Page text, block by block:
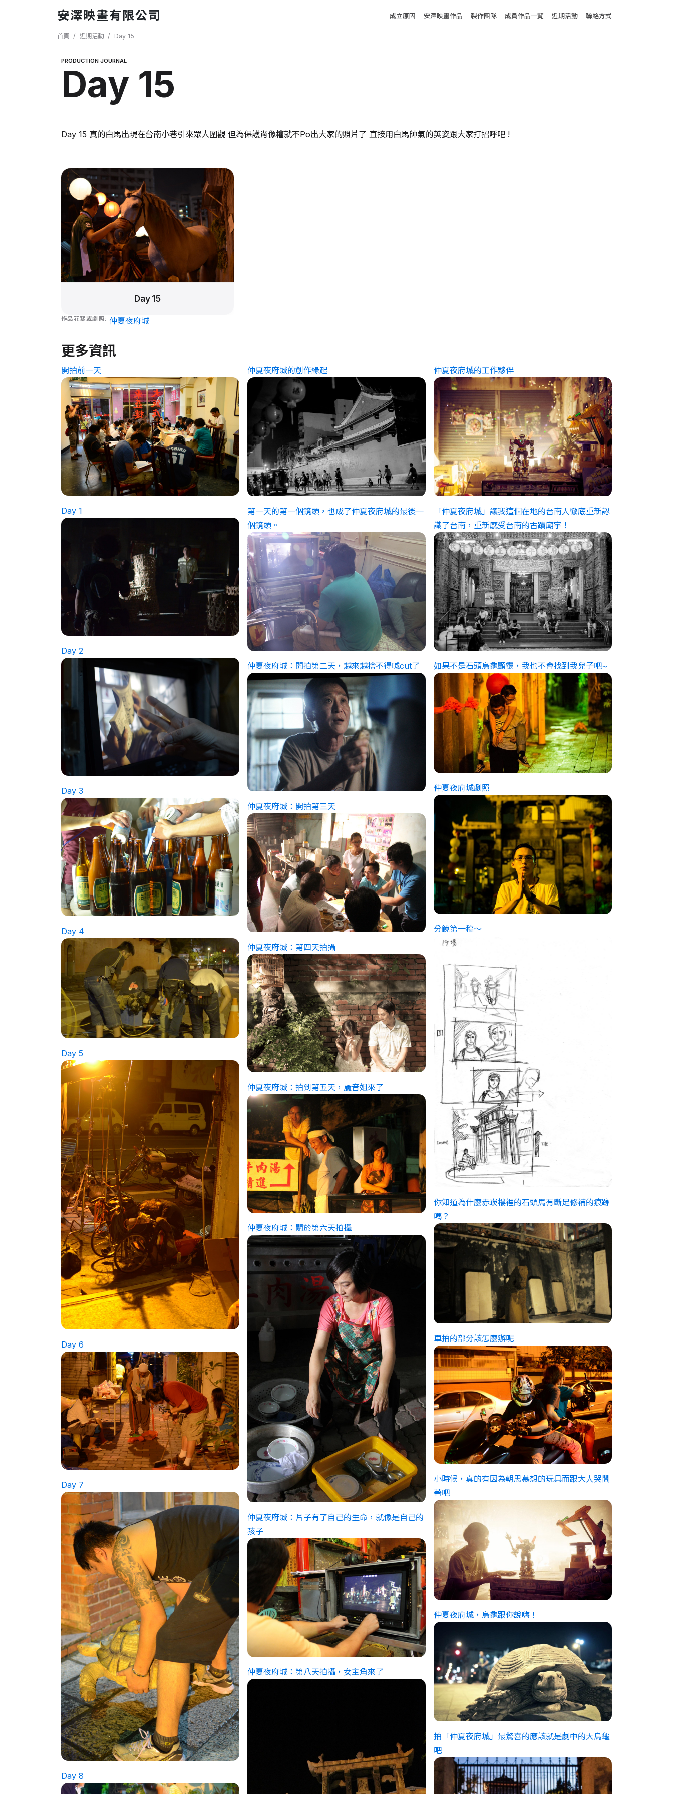
安澤映畫有限公司 Main menu
成立原因 安澤映畫作品 製作團隊 成員作品一覽 近期活動 聯絡方式
導航連結
首頁 近期活動 Day 15
PRODUCTION JOURNAL
Day 15
Day 15 真的白馬出現在台南小巷引來眾人圍觀 但為保護肖像權就不Po出大家的照片了 直接用白馬帥氣的英姿跟大家打招呼吧 !
Day 15
作品花絮或劇照 仲夏夜府城
更多資訊
開拍前一天
Day 1
Day 2
Day 3
Day 4
Day 5
Day 6
Day 7
Day 8
仲夏夜府城的創作緣起
第一天的第一個鏡頭，也成了仲夏夜府城的最後一
個鏡頭。
仲夏夜府城：開拍第二天，越來越捨不得喊cut了
仲夏夜府城：開拍第三天
仲夏夜府城：第四天拍攝
仲夏夜府城：拍到第五天，麗音姐來了
仲夏夜府城：關於第六天拍攝
仲夏夜府城：片子有了自己的生命，就像是自己的
孩子
仲夏夜府城：第八天拍攝，女主角來了
仲夏夜府城的工作夥伴
「仲夏夜府城」讓我這個在地的台南人徹底重新認
識了台南，重新感受台南的古蹟廟宇！
如果不是石頭烏龜顯靈，我也不會找到我兒子吧~
仲夏夜府城劇照
分鏡第一稿～
你知道為什麼赤崁樓裡的石頭馬有斷足修補的痕跡
嗎？
車拍的部分該怎麼辦呢
小時候，真的有因為朝思慕想的玩具而跟大人哭鬧
著吧
仲夏夜府城，烏龜跟你說嗨！
拍「仲夏夜府城」最驚喜的應該就是劇中的大烏龜
吧